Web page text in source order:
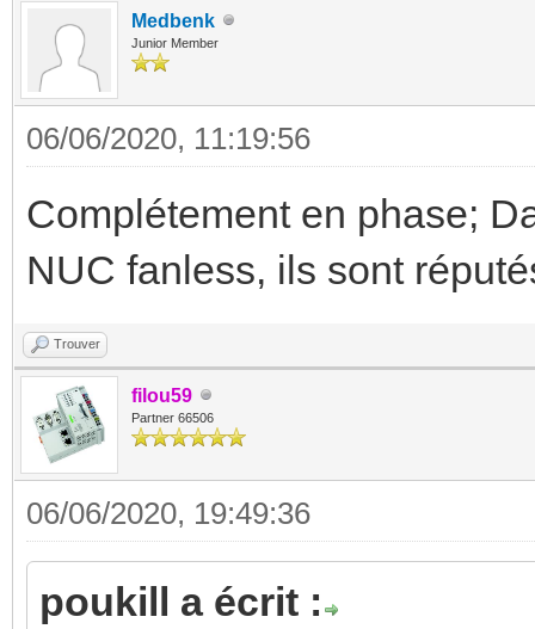
Medbenk
Junior Member
06/06/2020, 11:19:56
Complétement en phase;
NUC fanless, ils sont
Trouver
filou59
Partner 66506
06/06/2020, 19:49:36
poukill a écrit :